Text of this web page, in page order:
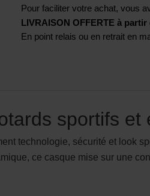
Pour faciliter votre achat, vous
LIVRAISON OFFERTE à
En point relais ou en retrait en
sportifs et
technologie, sécurité et look
ce casque mise sur une